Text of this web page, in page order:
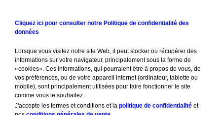
Cliquez ici pour consulter notre Politique de confidentialité des
données
Lorsque vous visitez notre site Web, il peut stocker ou récupérer des
informations sur votre navigateur, principalement sous la forme de
«cookies». Ces informations, qui pourraient être à propos de vous, de
vos préférences, ou de votre appareil internet (ordinateur, tablette ou
mobile), sont principalement utilisées pour faire fonctionner le site
comme vous le souhaitez.
J'accepte les termes et conditions et lapolitique de confidentialité et